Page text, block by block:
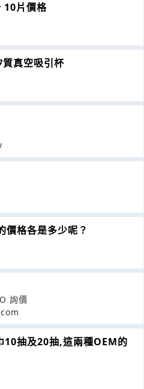
10片價格
真空吸引杯
價格各是多少呢？
詢價
10抽及20抽,這兩種OEM的